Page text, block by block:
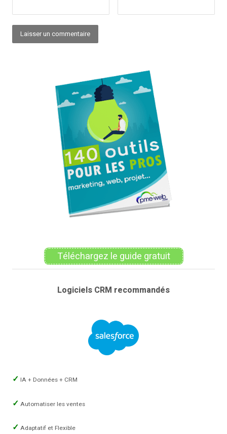
Téléchargez le guide gratuit
Logiciels CRM recommandés
IA + Données + CRM
Automatiser les ventes
Adaptatif et Flexible